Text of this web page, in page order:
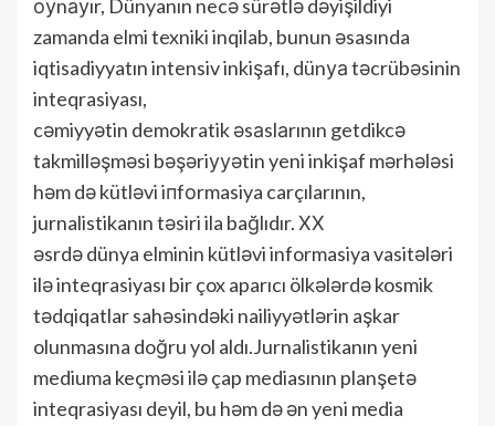
оуnауır, Dünyanın necə sürətlə dəyişildiyi
zamanda elmi texniki inqilab, bunun əsasında
iqtisadiyyatın intensiv inkişafı, dünуа təcrübəsinin
inteqrasiyası,
cəmiyyətin demokratik əsаslаrının getdikcə
takmilləşməsi bəşəriууətin yeni inkişaf mərhələsi
həm də kütləvi iпfоrmasiya carçılarının,
jurnalistikanın təsiri ila bağlıdır. ХХ
əsrdə dünya elminin kütləvi informasiya vasitələri
ilə inteqrasiyası bir çox aparıcı ölkələrdə kosmik
tədqiqatlar sahəsindəki nailiyyətlərin aşkar
olunmasına doğru yol aldı.Jurnalistikanın yeni
mediuma keçməsi ilə çap mediasının planşetə
inteqrasiyası deyil, bu həm də ən yeni media